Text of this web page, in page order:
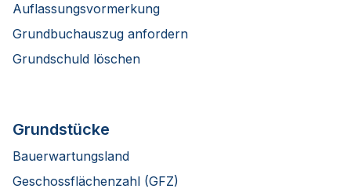
Auflassungsvormerkung
Grundbuchauszug anfordern
Grundschuld löschen
Grundstücke
Bauerwartungsland
Geschossflächenzahl (GFZ)